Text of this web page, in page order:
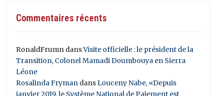
Commentaires récents
RonaldFrumn dansVisite officielle : le président de la
Transition, Colonel Mamadi Doumbouya en Sierra
Léone
Rosalinda Fryman dansLouceny Nabe, «Depuis
janvier 2019, le Système National de Paiement est